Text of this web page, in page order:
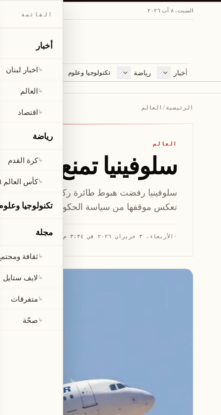
السبت، ٨ آب ٢٠٢٦
أخبار
اخبار لبنان
رياضة
كرة القدم
تكنولوجيا وعلوم مجلة
ثقافة ومجتمع
لايف ستايل
الرئيسية/ العالم
العالم
سلوفينيا تمنع هبوط
سلوفينيا رفضت هبوط طائرة ركاب إسرائيلية في
تعكس موقفها من سياسة الحكومة الإسرائيلية.
· الأربعاء، ٣ حزيران ٢٠٢٦ في ٣:٣٤ م قراءة 1 دقيقة
القائمة
أخبار
↳اخبار لبنان
↳العالم
↳اقتصاد
رياضة
↳كرة القدم
↳كأس العالم ٢٠٢٦
تكنولوجيا
مجلة
↳ثقافة
↳ لايف ستايل
↳متفرقات
↳صحّة